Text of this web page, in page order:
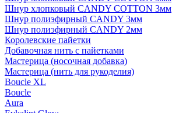
Шнур хлопковый CANDY COTTON 3мм
Шнур полиэфирный CANDY 3мм
Шнур полиэфирный CANDY 2мм
Королевские пайетки
Добавочная нить с пайетками
Мастерица (носочная добавка)
Мастерица (нить для рукоделия)
Boucle XL
Boucle
Aura